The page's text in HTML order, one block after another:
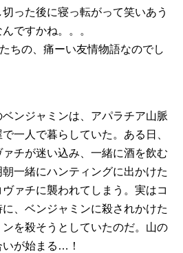
った後に寝っ転がって笑いあう
ですかね。。。
ちの、痛ーい友情物語なのでし
ンジャミンは、アパラチア山脈
一人で暮らしていた。ある日、
チが迷い込み、一緒に酒を飲む
一緒にハンティングに出かけた
ァチに襲われてしまう。実はコ
、ベンジャミンに殺されかけた
を殺そうとしていたのだ。山の
が始まる…！